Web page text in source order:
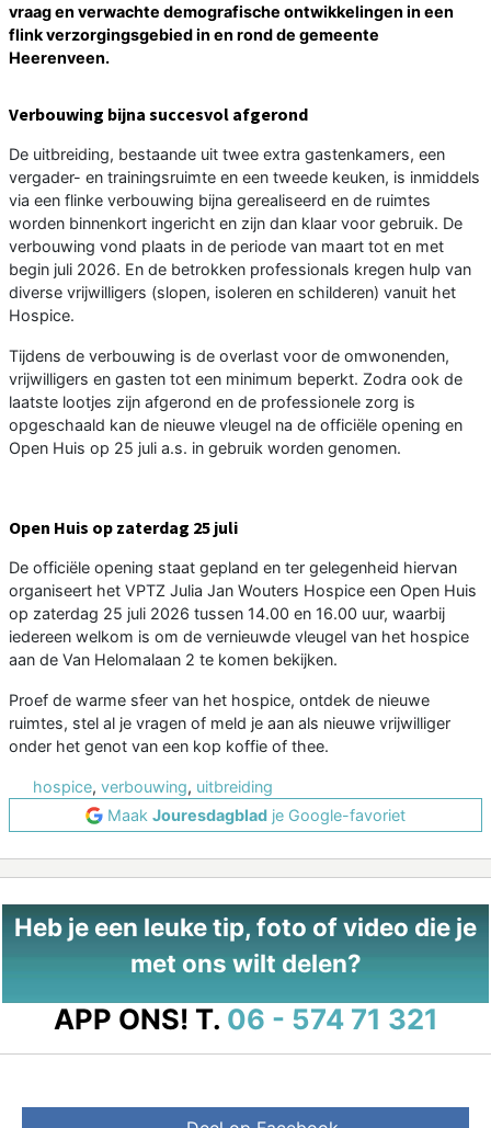
vraag en verwachte demografische ontwikkelingen in een
flink verzorgingsgebied in en rond de gemeente
Heerenveen.
Verbouwing bijna succesvol afgerond
De uitbreiding, bestaande uit twee extra gastenkamers, een
vergader- en trainingsruimte en een tweede keuken, is inmiddels
via een flinke verbouwing bijna gerealiseerd en de ruimtes
worden binnenkort ingericht en zijn dan klaar voor gebruik. De
verbouwing vond plaats in de periode van maart tot en met
begin juli 2026. En de betrokken professionals kregen hulp van
diverse vrijwilligers (slopen, isoleren en schilderen) vanuit het
Hospice.
Tijdens de verbouwing is de overlast voor de omwonenden,
vrijwilligers en gasten tot een minimum beperkt. Zodra ook de
laatste lootjes zijn afgerond en de professionele zorg is
opgeschaald kan de nieuwe vleugel na de officiële opening en
Open Huis op 25 juli a.s. in gebruik worden genomen.
Open Huis op zaterdag 25 juli
De officiële opening staat gepland en ter gelegenheid hiervan
organiseert het VPTZ Julia Jan Wouters Hospice een Open Huis
op zaterdag 25 juli 2026 tussen 14.00 en 16.00 uur, waarbij
iedereen welkom is om de vernieuwde vleugel van het hospice
aan de Van Helomalaan 2 te komen bekijken.
Proef de warme sfeer van het hospice, ontdek de nieuwe
ruimtes, stel al je vragen of meld je aan als nieuwe vrijwilliger
onder het genot van een kop koffie of thee.
hospice, verbouwing, uitbreiding
Maak Jouresdagblad je Google-favoriet
Heb je een leuke tip, foto of video die je
met ons wilt delen?
APP ONS! T. 06 - 574 71 321